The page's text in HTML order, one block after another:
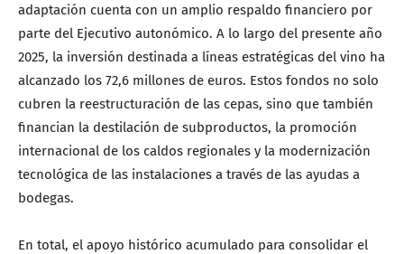
adaptación cuenta con un amplio respaldo financiero por
parte del Ejecutivo autonómico. A lo largo del presente año
2025, la inversión destinada a líneas estratégicas del vino ha
alcanzado los 72,6 millones de euros. Estos fondos no solo
cubren la reestructuración de las cepas, sino que también
financian la destilación de subproductos, la promoción
internacional de los caldos regionales y la modernización
tecnológica de las instalaciones a través de las ayudas a
bodegas.
En total, el apoyo histórico acumulado para consolidar el